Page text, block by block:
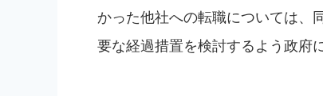
かった他社への転職については、
要な経過措置を検討するよう政府